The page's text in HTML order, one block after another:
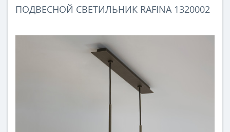
ПОДВЕСНОЙ СВЕТИЛЬНИК RAFINA 1320002